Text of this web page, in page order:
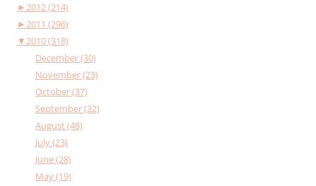
►2012 (214)
►2011 (296)
▼2010 (318)
December (30)
November (23)
October (37)
September (32)
August (48)
July (23)
June (28)
May (19)